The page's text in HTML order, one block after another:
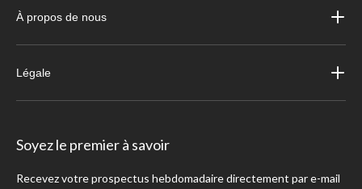
À propos de nous
Légale
Soyez le premier à savoir
Recevez votre prospectus hebdomadaire directement par e-mail